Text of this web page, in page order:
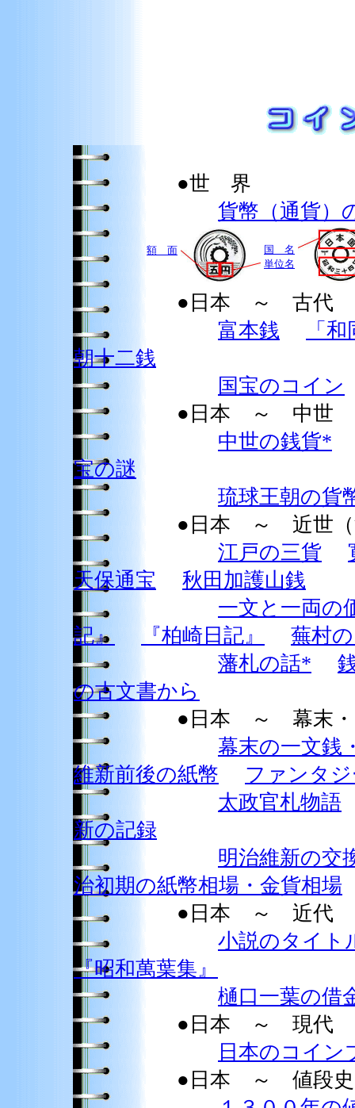
●世 界
貨幣（通貨）
額 面
国 名
単位名
●日本 ～ 古代
富本銭
「
朝十二銭
国宝のコイン
●日本 ～ 中世
中世の銭貨*
宝の謎
琉球王朝の貨
●日本 ～ 近世（江
江戸の三貨
天保通宝
秋田加護山銭
一文と一両の
記』
『柏崎日記』
蕪村
藩札の話*
の古文書から
●日本 ～ 幕末・明
幕末の一文銭
維新前後の紙幣
ファンタ
太政官札物語
新の記録
明治維新の交
治初期の紙幣相場・金貨相場
●日本 ～ 近代
小説のタイト
『昭和萬葉集』
樋口一葉の借
●日本 ～ 現代
日本のコイン
●日本 ～ 値段史